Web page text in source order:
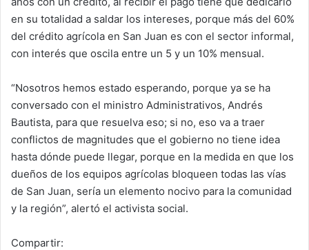
en su totalidad a saldar los intereses, porque más del 60%
del crédito agrícola en San Juan es con el sector informal,
con interés que oscila entre un 5 y un 10% mensual.
“Nosotros hemos estado esperando, porque ya se ha
conversado con el ministro Administrativos, Andrés
Bautista, para que resuelva eso; si no, eso va a traer
conflictos de magnitudes que el gobierno no tiene idea
hasta dónde puede llegar, porque en la medida en que los
dueños de los equipos agrícolas bloqueen todas las vías
de San Juan, sería un elemento nocivo para la comunidad
y la región”, alertó el activista social.
Compartir: